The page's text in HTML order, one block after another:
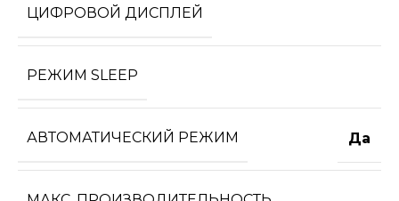
ЦИФРОВОЙ ДИСПЛЕЙ
РЕЖИМ SLEEP
АВТОМАТИЧЕСКИЙ РЕЖИМ Да